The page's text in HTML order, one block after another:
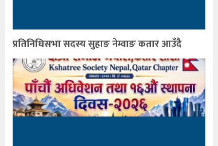
प्रतिनिधिसभा सदस्य सुहाङ नेम्वाङ कतार आउँदै